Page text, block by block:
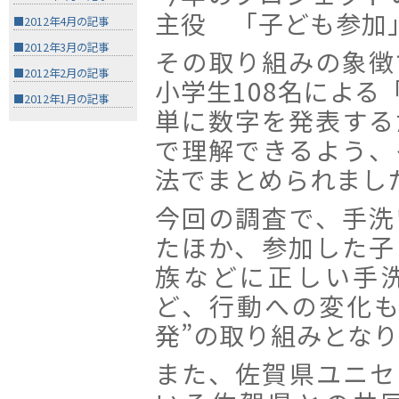
■2012年4月の記事
■2012年3月の記事
■2012年2月の記事
■2012年1月の記事
主役 「子ども参加
その取り組みの象
小学生108名による
単に数字を発表す
で理解できるよう
法でまとめられまし
今回の調査で、手
たほか、参加した
族などに正しい手
ど、行動への変化
発”の取り組みとな
また、佐賀県ユニ